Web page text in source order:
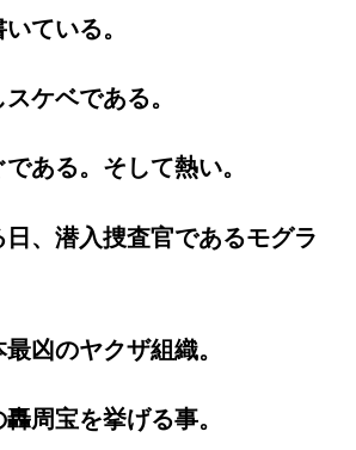
ている。
ケベである。
ある。そして熱い。
、潜入捜査官であるモグラ
凶のヤクザ組織。
周宝を挙げる事。